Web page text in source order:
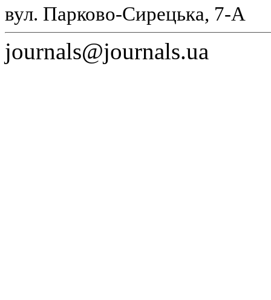
вул. Парково-Сирецька, 7-А
journals@journals.ua